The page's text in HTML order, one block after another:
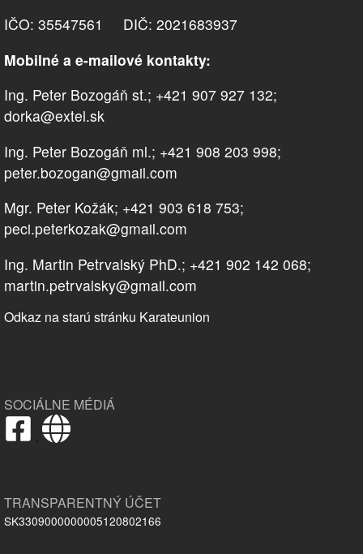
IČO: 35547561 DIČ: 2021683937
Mobilné a e-mailové kontakty:
Ing. Peter Bozogáň st.; +421 907 927 132;
dorka@extel.sk
Ing. Peter Bozogáň ml.; +421 908 203 998;
peter.bozogan@gmail.com
Mgr. Peter Kožák; +421 903 618 753;
peci.peterkozak@gmail.com
Ing. Martin Petrvalský PhD.; +421 902 142 068;
martin.petrvalsky@gmail.com
Odkaz na starú stránku Karateunion
SOCIÁLNE MÉDIÁ
,
TRANSPARENTNÝ ÚČET
SK3309000000005120802166